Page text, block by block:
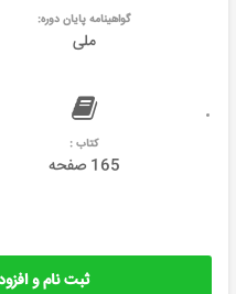
گواهینامه پایان دوره:
ملی
کتاب :
165 صفحه
ثبت نام و